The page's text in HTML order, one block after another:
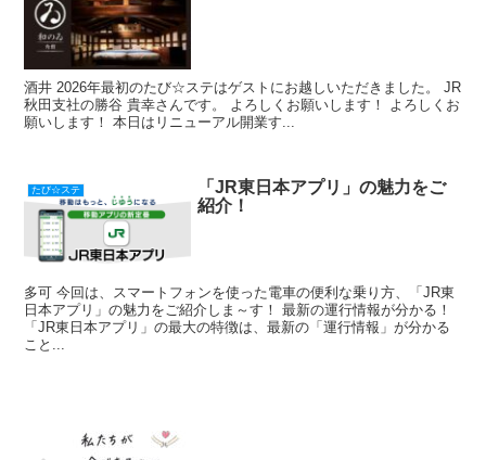
酒井 2026年最初のたび☆ステはゲストにお越しいただきました。 JR
秋田支社の勝谷 貴幸さんです。 よろしくお願いします！ よろしくお
願いします！ 本日はリニューアル開業す...
たび☆ステ
「JR東日本アプリ」の魅力をご
紹介！
多可 今回は、スマートフォンを使った電車の便利な乗り方、「JR東
日本アプリ」の魅力をご紹介しま～す！ 最新の運行情報が分かる！
「JR東日本アプリ」の最大の特徴は、最新の「運行情報」が分かる
こと...